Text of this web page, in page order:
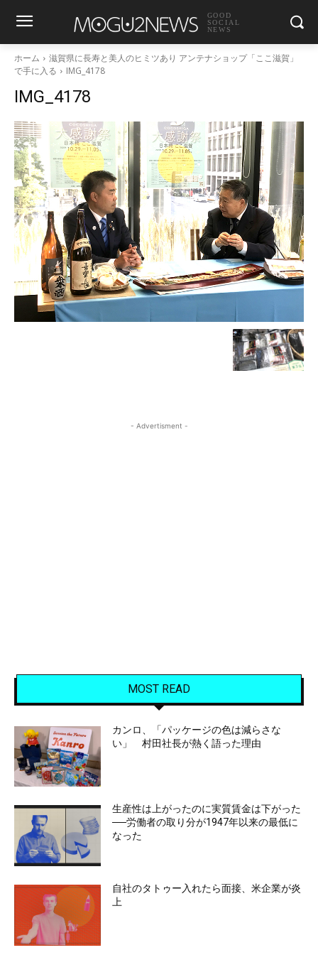
GOOD
SOCIAL
NEWS
ホーム
滋賀県に長寿と美人のヒミツあり アンテナショップ「ここ滋賀」
で手に入る
IMG_4178
IMG_4178
- Advertisment -
MOST READ
カンロ、「パッケージの色は減らさな
い」 村田社長が熱く語った理由
生産性は上がったのに実質賃金は下がった
──労働者の取り分が1947年以来の最低に
なった
自社のタトゥー入れたら面接、米企業が炎
上